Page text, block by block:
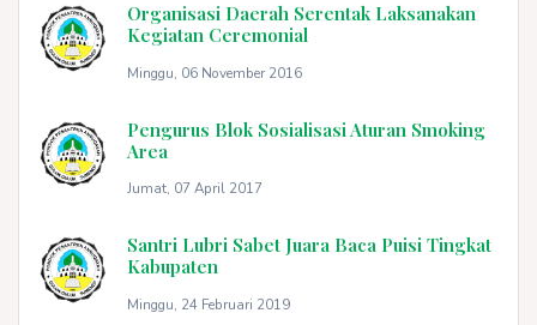
Organisasi Daerah Serentak Laksanakan
Kegiatan Ceremonial
Minggu, 06 November 2016
Pengurus Blok Sosialisasi Aturan Smoking
Area
Jumat, 07 April 2017
Santri Lubri Sabet Juara Baca Puisi Tingkat
Kabupaten
Minggu, 24 Februari 2019